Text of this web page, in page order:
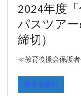
2024年度
パスツア
締切）
≪教育後援会保護
続きを読む